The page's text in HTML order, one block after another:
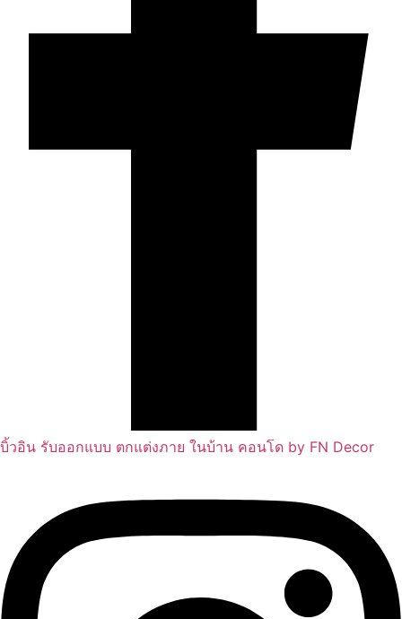
บิ้วอิน รับออกแบบ ตกแต่งภาย ในบ้าน คอนโด by FN Decor